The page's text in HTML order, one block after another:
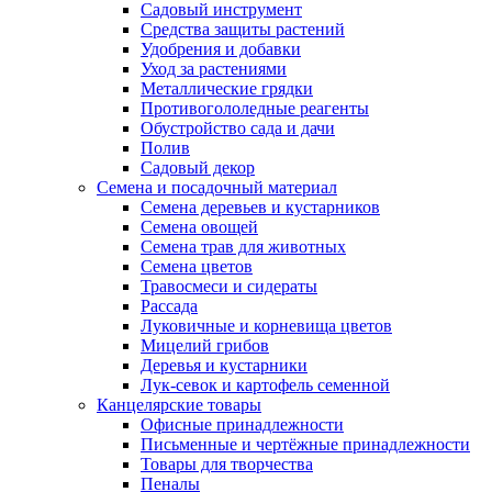
Садовый инструмент
Средства защиты растений
Удобрения и добавки
Уход за растениями
Металлические грядки
Противогололедные реагенты
Обустройство сада и дачи
Полив
Садовый декор
Семена и посадочный материал
Семена деревьев и кустарников
Семена овощей
Семена трав для животных
Семена цветов
Травосмеси и сидераты
Рассада
Луковичные и корневища цветов
Мицелий грибов
Деревья и кустарники
Лук-севок и картофель семенной
Канцелярские товары
Офисные принадлежности
Письменные и чертёжные принадлежности
Товары для творчества
Пеналы